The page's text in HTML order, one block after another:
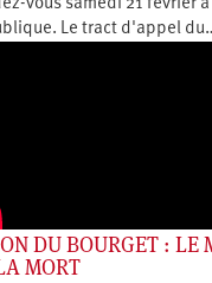
vous samedi 21 février à
Le tract d'appel
DU BOURGET : LE
MORT